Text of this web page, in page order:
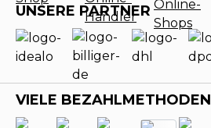
UNSERE PARTNER
VIELE BEZAHLMETHODEN